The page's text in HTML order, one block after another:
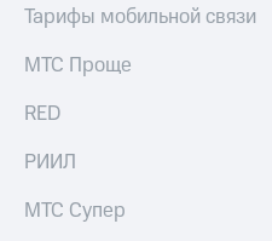
Тарифы мобильной связи
МТС Проще
RED
РИИЛ
МТС Супер